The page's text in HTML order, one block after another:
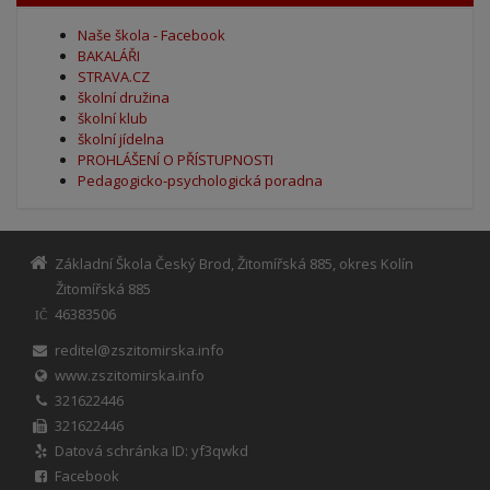
Naše škola - Facebook
BAKALÁŘI
STRAVA.CZ
školní družina
školní klub
školní jídelna
PROHLÁŠENÍ O PŘÍSTUPNOSTI
Pedagogicko-psychologická poradna
Základní Škola Český Brod, Žitomířská 885, okres Kolín
Žitomířská 885
IČ
46383506
reditel@zszitomirska.info
www.zszitomirska.info
321622446
321622446
Datová schránka ID: yf3qwkd
Facebook